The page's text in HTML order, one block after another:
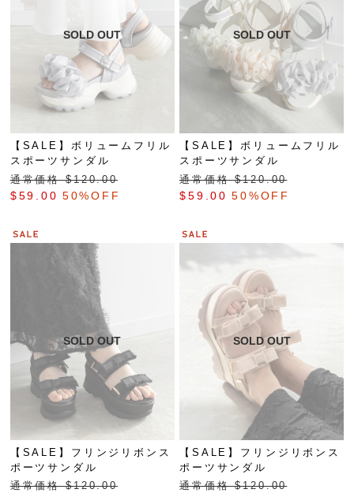
【SALE】ボリュームフリル
スポーツサンダル
通常価格 $‌120.00
$‌59.00 50%OFF
【SALE】ボリュームフリル
スポーツサンダル
通常価格 $‌120.00
$‌59.00 50%OFF
【SALE】フリンジリボンス
ポーツサンダル
通常価格 $‌120.00
【SALE】フリンジリボンス
ポーツサンダル
通常価格 $‌120.00